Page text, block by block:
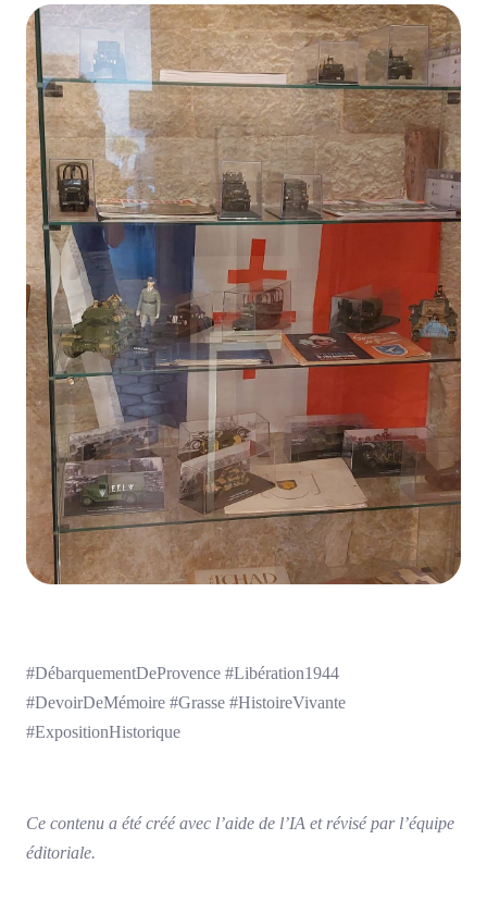
#DébarquementDeProvence #Libération1944
#DevoirDeMémoire #Grasse #HistoireVivante
#ExpositionHistorique
Ce contenu a été créé avec l’aide de l’IA et révisé par l’équipe
éditoriale.